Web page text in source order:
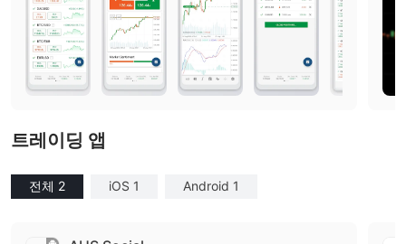
트레이딩 앱
전체 2 iOS 1 Android 1